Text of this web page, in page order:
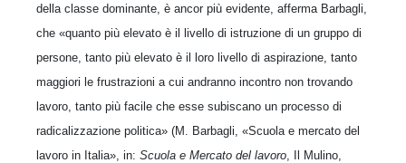
della classe dominante, è ancor più evidente, afferma Barbagli,
che «quanto più elevato è il livello di istruzione di un gruppo di
persone, tanto più elevato è il loro livello di aspirazione, tanto
maggiori le frustrazioni a cui andranno incontro non trovando
lavoro, tanto più facile che esse subiscano un processo di
radicalizzazione politica» (M. Barbagli, «Scuola e mercato del
lavoro in Italia», in: Scuola e Mercato del lavoro , Il Mulino,